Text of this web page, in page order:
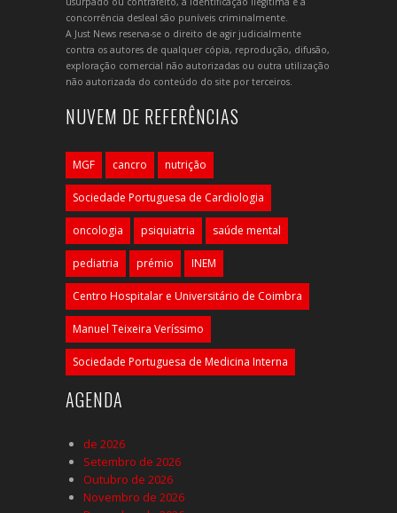
concorrência desleal são puníveis criminalmente.
A Just News reserva-se o direito de agir judicialmente
contra os autores de qualquer cópia, reprodução, difusão,
exploração comercial não autorizadas ou outra utilização
não autorizada do conteúdo do site por terceiros.
NUVEM DE REFERÊNCIAS
MGF cancro nutrição
Sociedade Portuguesa de Cardiologia
oncologia psiquiatria saúde mental
pediatria prémio INEM
Centro Hospitalar e Universitário de Coimbra
Manuel Teixeira Veríssimo
Sociedade Portuguesa de Medicina Interna
AGENDA
de 2026
Setembro de 2026
Outubro de 2026
Novembro de 2026